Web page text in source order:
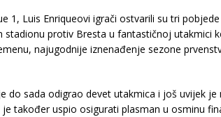
1, Luis Enriqueovi igrači ostvarili su tri
stadionu protiv Bresta u fantastičnoj utakmici
najugodnije iznenađenje sezone
do sada odigrao devet utakmica i još uvijek
također uspio osigurati plasman u osminu